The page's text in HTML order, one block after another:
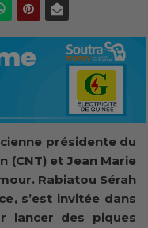
présidente du
(CNT) et Jean Marie
Rabiatou Sérah
s’est invitée dans
lancer des piques